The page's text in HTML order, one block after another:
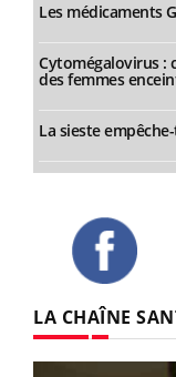
Les médicaments
Cytomégalovirus :
des femmes
La sieste
LA CHAÎNE